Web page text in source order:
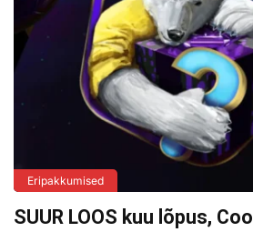
Eripakkumised
SUUR LOOS kuu lõpus,